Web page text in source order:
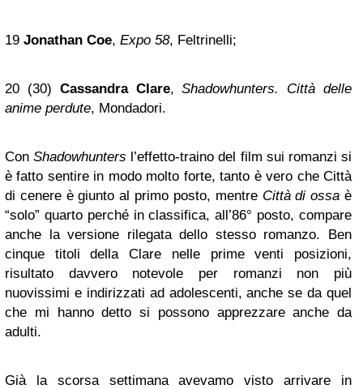
19 Jonathan Coe, Expo 58, Feltrinelli;
20 (30) Cassandra Clare,Shadowhunters. Città delle
anime perdute, Mondadori.
ConShadowhunters l’effetto-traino del film sui romanzi si
è fatto sentire in modo molto forte, tanto è vero che Città
di cenere è giunto al primo posto, mentre Città di ossa è
“solo” quarto perché in classifica, all’86° posto, compare
anche la versione rilegata dello stesso romanzo. Ben
cinque titoli della Clare nelle prime venti posizioni,
risultato davvero notevole per romanzi non più
nuovissimi e indirizzati ad adolescenti, anche se da quel
che mi hanno detto si possono apprezzare anche da
adulti.
Già la scorsa settimana avevamo visto arrivare in